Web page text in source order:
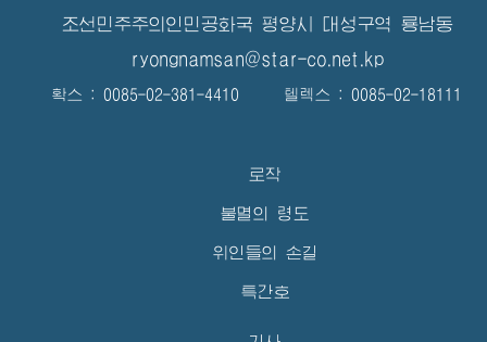
조선민주주의인민공화국 평양시 대성구역 룡남동
ryongnamsan@star-co.net.kp
확스 : 0085-02-381-4410 텔렉스 : 0085-02-18111
로작
불멸의 령도
위인들의 손길
특간호